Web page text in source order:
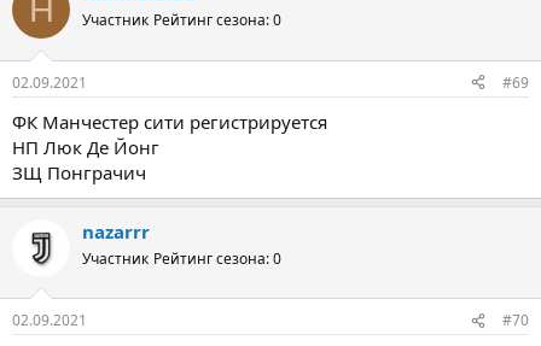
H Участник Рейтинг сезона: 0
02.09.2021 #69
ФК Манчестер сити регистрируется
НП Люк Де Йонг
ЗЩ Понграчич
nazarrr
Участник Рейтинг сезона: 0
02.09.2021 #70